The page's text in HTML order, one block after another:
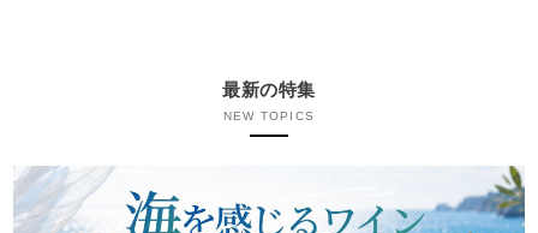
最新の特集
NEW TOPICS